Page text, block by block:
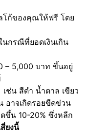
โก้ของคุณให้ฟรี โดย
กรณีที่ยอดเงินเกิน
– 5,000 บาท ขึ้นอยู่
ช่น สีดำ น้ำตาล เขียว
อาจเกิดรอยขีดข่วน
ขึ้น 10-20% ซึ่งหลีก
ยงนี้